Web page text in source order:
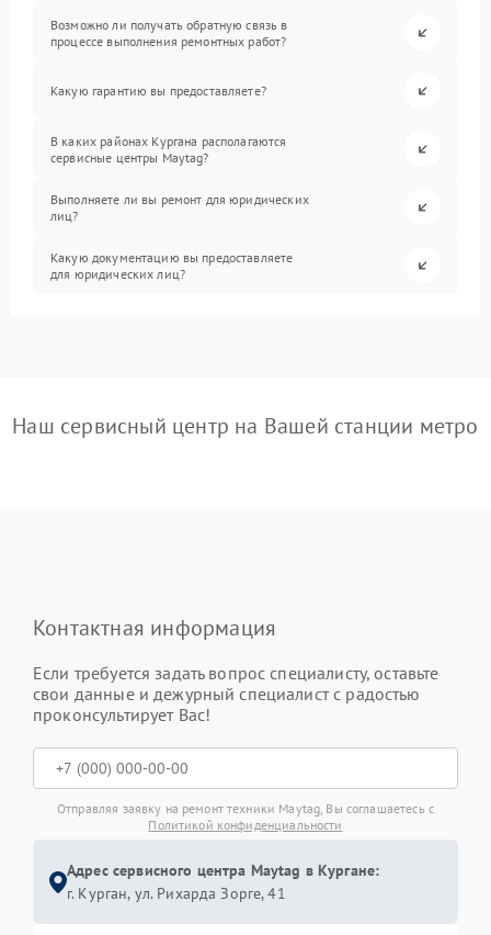
Возможно ли получать обратную связь в
процессе выполнения ремонтных работ?
Какую гарантию вы предоставляете?
В каких районах Кургана располагаются
сервисные центры Maytag?
Выполняете ли вы ремонт для юридических
лиц?
Какую документацию вы предоставляете
для юридических лиц?
Наш сервисный центр на Вашей станции метро
Контактная информация
Если требуется задать вопрос специалисту, оставьте
свои данные и дежурный специалист с радостью
проконсультирует Вас!
Отправляя заявку на ремонт техники Maytag, Вы соглашаетесь с
Политикой конфиденциальности
Адрес сервисного центра Maytag в Кургане:
г. Курган, ул. Рихарда Зорге, 41